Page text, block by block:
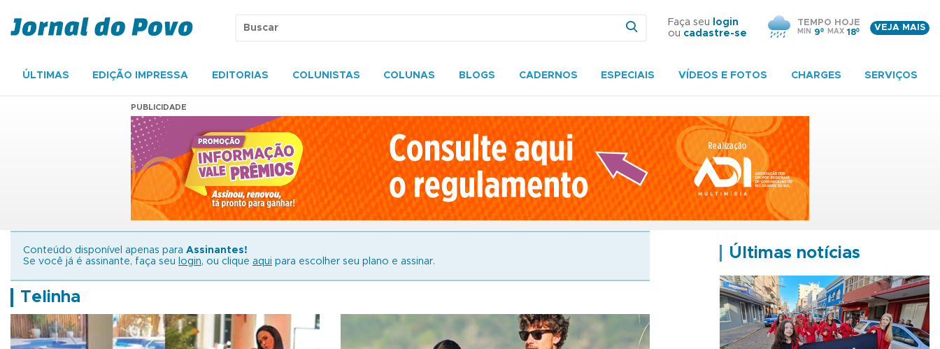
Faça seu
login
ou cadastre-se
TEMPO HOJE
MIN 9º MAX 18º
VEJA MAIS
ÚLTIMAS EDIÇÃO IMPRESSA EDITORIAS COLUNISTAS COLUNAS BLOGS CADERNOS ESPECIAIS VÍDEOS E FOTOS CHARGES SERVIÇOS
PUBLICIDADE
Conteúdo disponível apenas para Assinantes!
Se você já é assinante, faça seu
login, ou clique aqui para escolher seu plano e assinar.
Telinha
Últimas notícias